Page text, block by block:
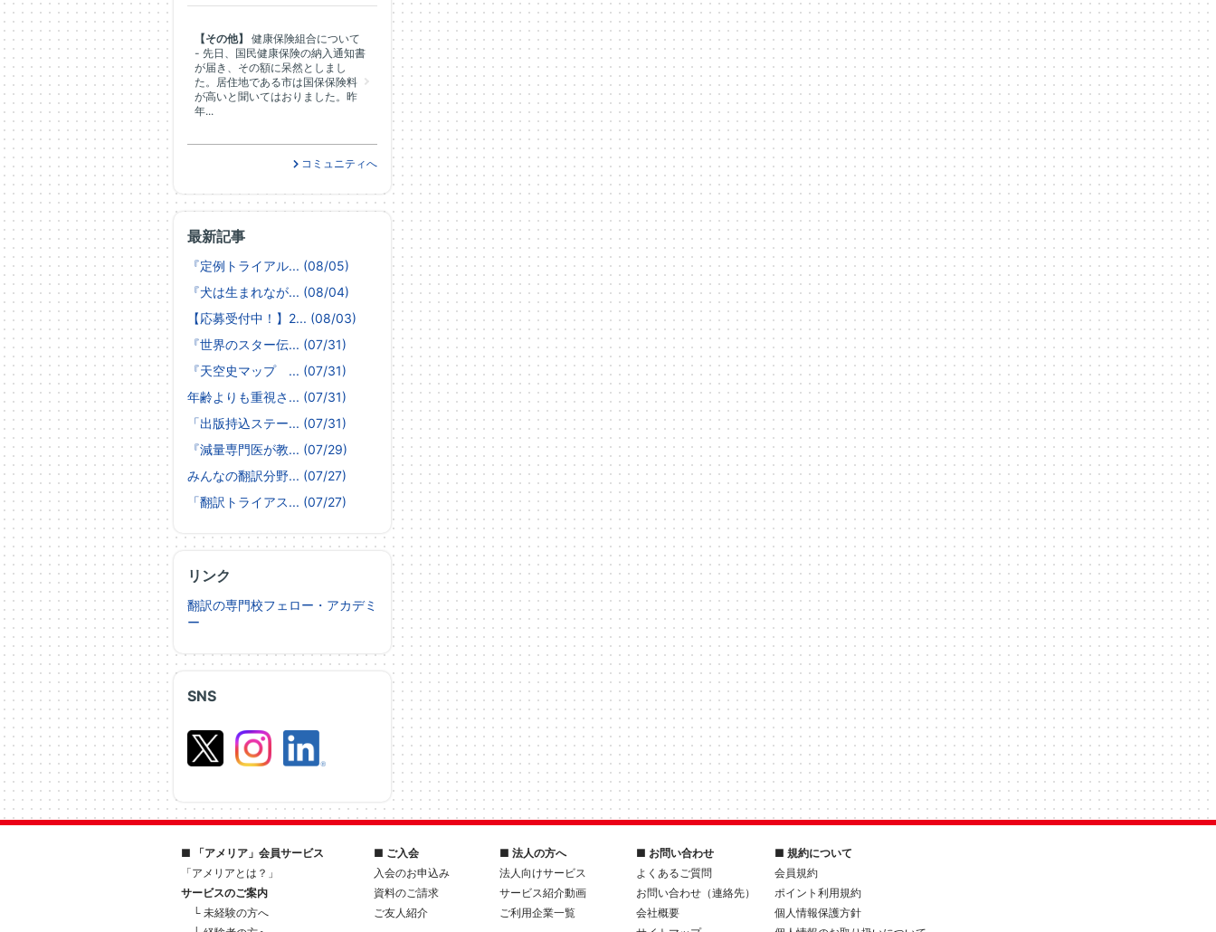
SNS
最新記事
『定例トライアル... (08/05)
『犬は生まれなが... (08/04)
【応募受付中！】2... (08/03)
『世界のスター伝... (07/31)
『天空史マップ ... (07/31)
年齢よりも重視さ... (07/31)
「出版持込ステー... (07/31)
『減量専門医が教... (07/29)
みんなの翻訳分野... (07/27)
「翻訳トライアス... (07/27)
リンク
翻訳の専門校フェロー・アカデミ
ー
【その他】
健康保険組合について
- 先日、国民健康保険の納入通知書
が届き、その額に呆然としまし
た。居住地である市は国保保険料
が高いと聞いてはおりました。昨
年...
コミュニティへ
■ 「アメリア」会員サービス
「アメリアとは？」
サービスのご案内
└ 未経験の方へ
■ ご入会
入会のお申込み
資料のご請求
ご友人紹介
■ 法人の方へ
法人向けサービス
サービス紹介動画
ご利用企業一覧
■ お問い合わせ
よくあるご質問
お問い合わせ（連絡先）
会社概要
■ 規約について
会員規約
ポイント利用規約
個人情報保護方針